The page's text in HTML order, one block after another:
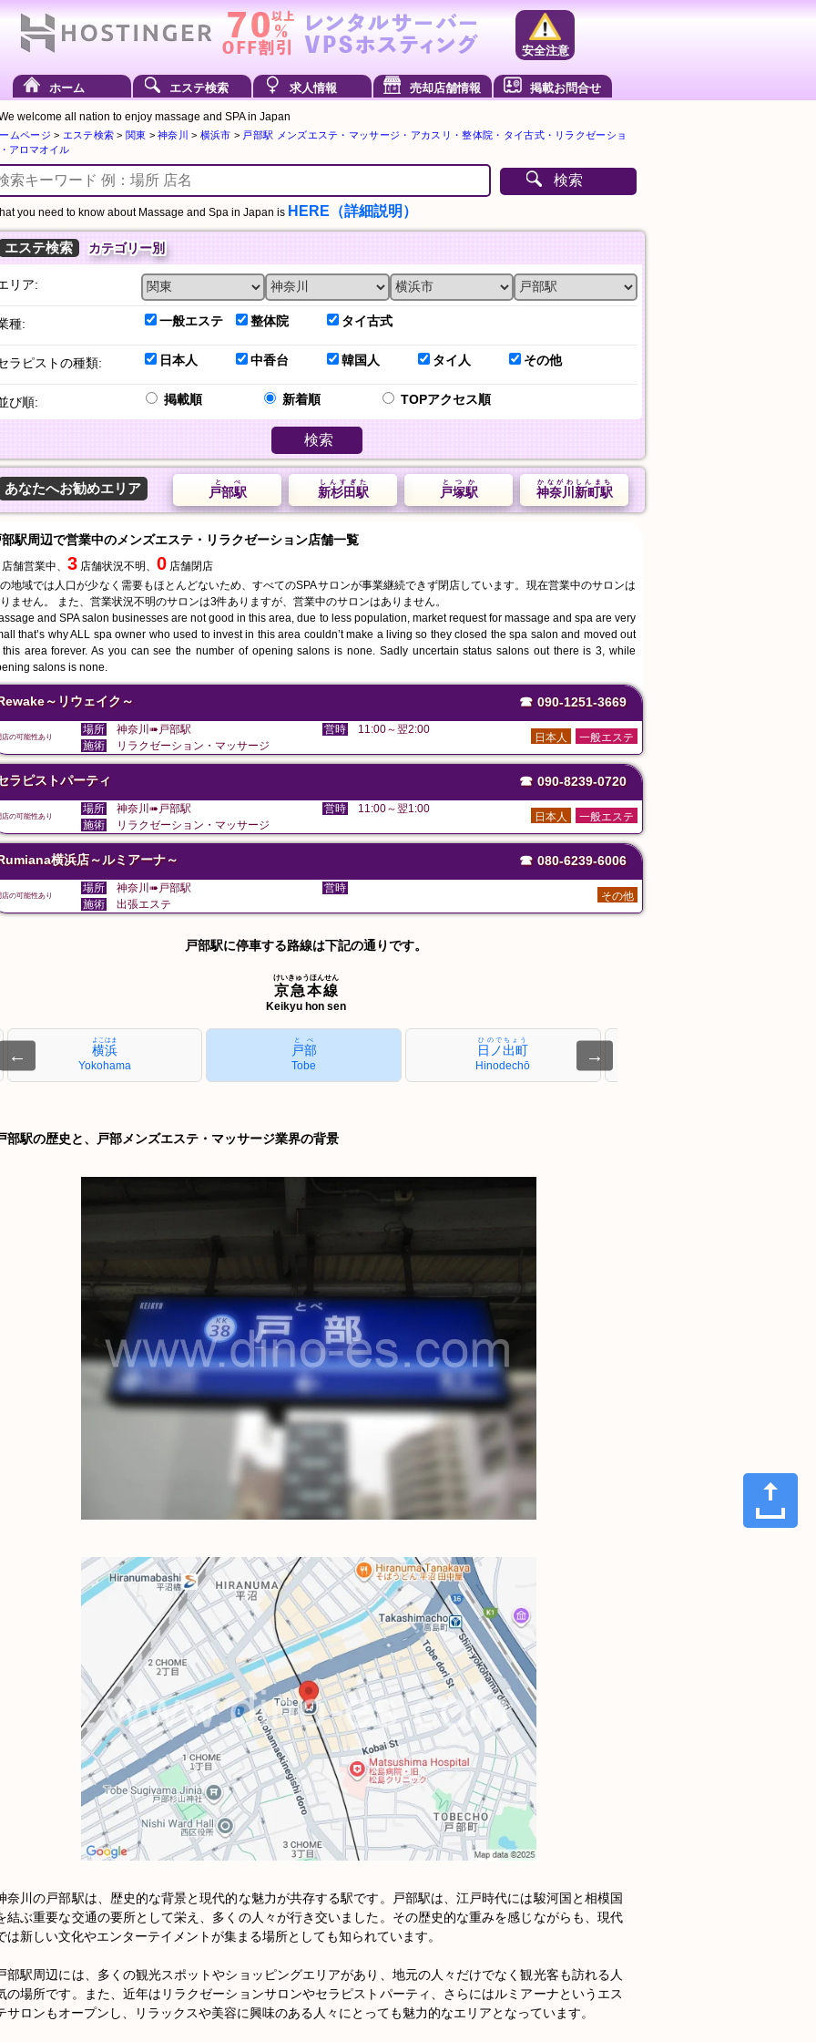
安全注意
ホーム エステ検索 求人情報 売却店舗情報 掲載お問合せ
welcome all nation to enjoy massage and SPA in Japan
ムページ > エステ検索 > 関東 >神奈川 > 横浜市 > 戸部駅 メンズエステ・マッサージ・アカスリ・整体院・タイ古式・リラクゼーショ
アロマオイル
検索
you need to know about Massage and Spa in Japan is HERE（詳細説明）
エステ検索 カテゴリー別
リア:
種: 一般エステ 整体院 タイ古式
ラピストの種類: 日本人 中香台 韓国人 タイ人 その他
び順: 掲載順 新着順 TOPアクセス順
検索
あなたへお勧めエリア 神奈川新町駅
かながわしんまち
戸塚駅
とつか
新杉田駅
しんすぎた
戸部駅
とべ
部駅周辺で営業中のメンズエステ・リラクゼーション店舗一覧
店舗営業中、 3 店舗状況不明、 0 店舗閉店
地域では人口が少なく需要もほとんどないため、すべてのSPAサロンが事業継続できず閉店しています。現在営業中のサロンは
ません。 また、営業状況不明のサロンは3件ありますが、営業中のサロンはありません。
and SPA salon businesses are not good in this area, due to less population, market request for massage and spa are very
that’s why ALL spa owner who used to invest in this area couldn’t make a living so they closed the spa salon and moved out
this area forever. As you can see the number of opening salons is none. Sadly uncertain status salons out there is 3, while
salons is none.
～リウェイク～ ☎ 090-1251-3669
店の可能性あり
場所 神奈川➠戸部駅 営時 11:00～翌2:00
一般エステ
日本人
施術 リラクゼーション・マッサージ
ラピストパーティ ☎ 090-8239-0720
店の可能性あり
場所 神奈川➠戸部駅 営時 11:00～翌1:00
一般エステ
日本人
施術 リラクゼーション・マッサージ
横浜店～ルミアーナ～ ☎ 080-6239-6006
店の可能性あり
場所 神奈川➠戸部駅 営時
その他
施術 出張エステ
戸部駅に停車する路線は下記の通りです。
京急本線
けいきゅうほんせん
Keikyu hon sen
← 横浜
よこはま
Yokohama
戸部
とべ
Tobe
日ノ出町
ひのでちょう
Hinodechō
→
部駅の歴史と、戸部メンズエステ・マッサージ業界の背景
奈川の戸部駅は、歴史的な背景と現代的な魅力が共存する駅です。戸部駅は、江戸時代には駿河国と相模国
結ぶ重要な交通の要所として栄え、多くの人々が行き交いました。その歴史的な重みを感じながらも、現代
は新しい文化やエンターテイメントが集まる場所としても知られています。
部駅周辺には、多くの観光スポットやショッピングエリアがあり、地元の人々だけでなく観光客も訪れる人
の場所です。また、近年はリラクゼーションサロンやセラピストパーティ、さらにはルミアーナというエス
サロンもオープンし、リラックスや美容に興味のある人々にとっても魅力的なエリアとなっています。